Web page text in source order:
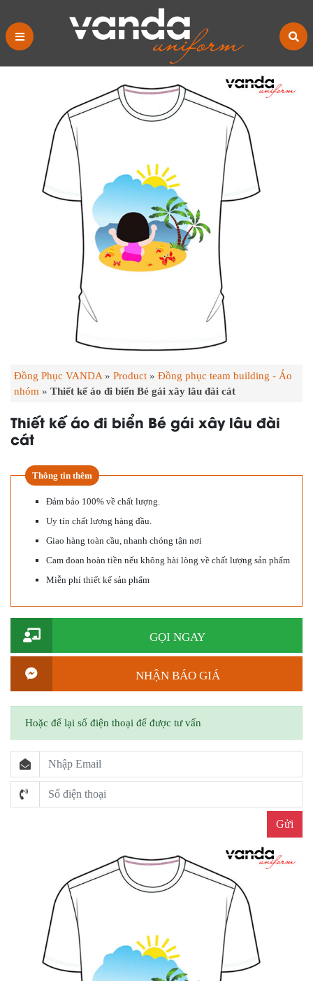
Đồng Phục VANDA » Product » Đồng phục team building - Áo
nhóm » Thiết kế áo đi biển Bé gái xây lâu đài cát
Thiết kế áo đi biển Bé gái xây lâu đài
cát
Thông tin thêm
Đảm bảo 100% về chất lượng.
Uy tín chất lượng hàng đầu.
Giao hàng toàn cầu, nhanh chóng tận nơi
Cam đoan hoàn tiền nếu không hài lòng về chất lượng sản phẩm
Miễn phí thiết kế sản phẩm
GỌI NGAY
NHẬN BÁO GIÁ
Hoặc để lại số điện thoại để được tư vấn